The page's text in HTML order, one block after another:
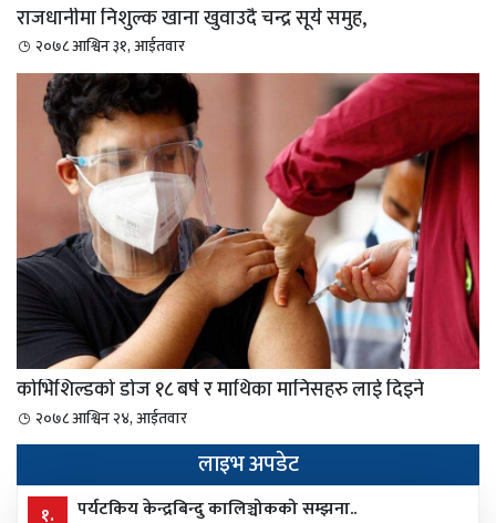
राजधानीमा निशुल्क खाना खुवाउदै चन्द्र सूर्य समुह,
२०७८ आश्विन ३१, आईतवार
कोभिशिल्डको डोज १८ बर्ष र माथिका मानिसहरु लाई दिइने
२०७८ आश्विन २४, आईतवार
लाइभ अपडेट
१. पर्यटकिय केन्द्रबिन्दु कालिञ्चोकको सम्झना..